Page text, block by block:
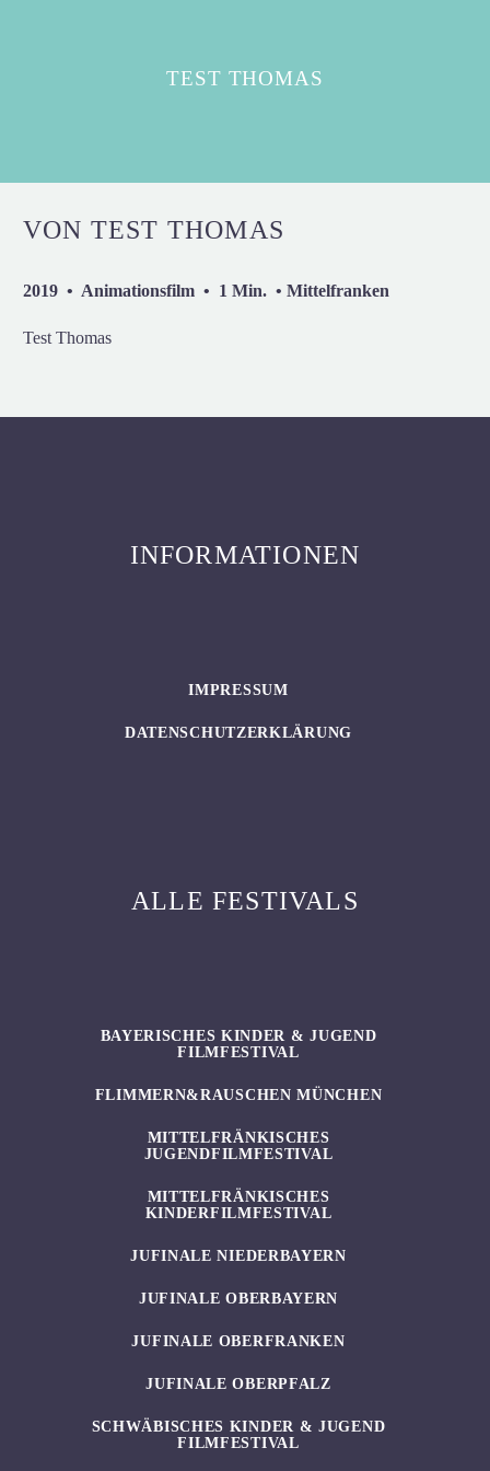
TEST THOMAS
VON TEST THOMAS
2019 • Animationsfilm • 1 Min. • Mittelfranken
Test Thomas
INFORMATIONEN
IMPRESSUM
DATENSCHUTZERKLÄRUNG
ALLE FESTIVALS
BAYERISCHES KINDER & JUGEND
FILMFESTIVAL
FLIMMERN&RAUSCHEN MÜNCHEN
MITTELFRÄNKISCHES
JUGENDFILMFESTIVAL
MITTELFRÄNKISCHES
KINDERFILMFESTIVAL
JUFINALE NIEDERBAYERN
JUFINALE OBERBAYERN
JUFINALE OBERFRANKEN
JUFINALE OBERPFALZ
SCHWÄBISCHES KINDER & JUGEND
FILMFESTIVAL